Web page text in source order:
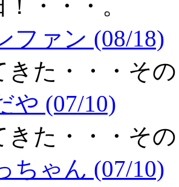
・・・。
ファン (08/18)
きた・・・その
や (07/10)
きた・・・その
ちゃん (07/10)